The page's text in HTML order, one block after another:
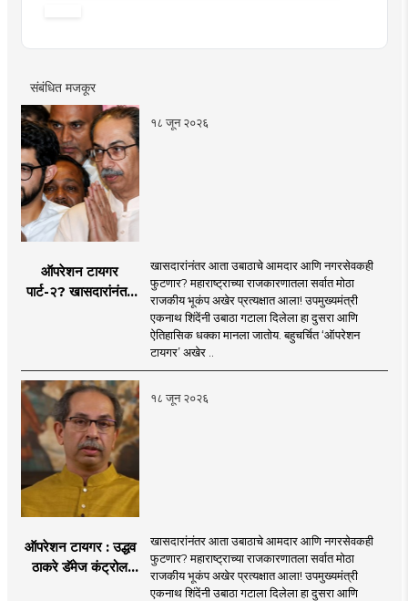
संबंधित मजकूर
१८ जून २०२६
ऑपरेशन टायगर
पार्ट-२? खासदारांनंतर
खासदारांनंतर आता उबाठाचे आमदार आणि नगरसेवकही
फुटणार? महाराष्ट्राच्या राजकारणातला सर्वात मोठा
राजकीय भूकंप अखेर प्रत्यक्षात आला! उपमुख्यमंत्री
एकनाथ शिंदेंनी उबाठा गटाला दिलेला हा दुसरा आणि
ऐतिहासिक धक्का मानला जातोय. बहुचर्चित ‘ऑपरेशन
टायगर’ अखेर ..
१८ जून २०२६
ऑपरेशन टायगर : उद्धव
ठाकरे डॅमेज कंट्रोल
खासदारांनंतर आता उबाठाचे आमदार आणि नगरसेवकही
फुटणार? महाराष्ट्राच्या राजकारणातला सर्वात मोठा
राजकीय भूकंप अखेर प्रत्यक्षात आला! उपमुख्यमंत्री
एकनाथ शिंदेंनी उबाठा गटाला दिलेला हा दुसरा आणि